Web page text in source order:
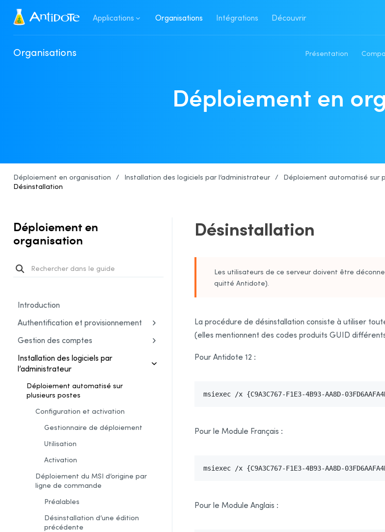
Antidote Applications Organisations Intégrations Découvrir
Organisations Présentation
Déploiement en
Déploiement en organisation / Installation des logiciels par l’administrateur / Déploiement automatisé sur
Désinstallation
Déploiement en
organisation
Introduction
Authentification et provisionnement
Gestion des comptes
Installation des logiciels par
l’administrateur
Déploiement automatisé sur
plusieurs postes
Configuration et activation
Gestionnaire de déploiement
Utilisation
Activation
Déploiement du MSI d’origine par
ligne de commande
Préalables
Désinstallation d’une édition
précédente
Désinstallation
Les utilisateurs de ce serveur doivent être
quitté Antidote).
La procédure de désinstallation consiste à utiliser
(elles mentionnent des codes produits GUID
Pour Antidote 12 :
msiexec /x {C9A3C767-F1E3-4B93-AA8D-
Pour le Module Français :
msiexec /x {C9A3C767-F1E3-4B93-AA8D-
Pour le Module Anglais :